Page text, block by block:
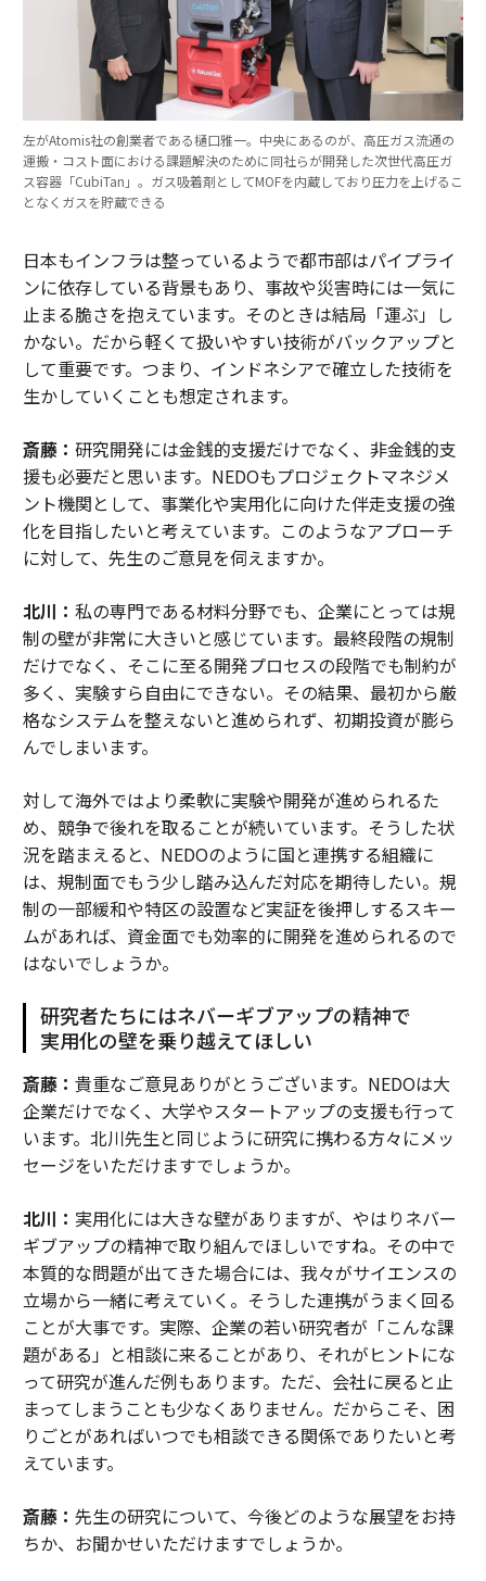
左がAtomis社の創業者である樋口雅一。中央にあるのが、高圧ガス流通の
運搬・コスト面における課題解決のために同社らが開発した次世代高圧ガ
ス容器「CubiTan」。ガス吸着剤としてMOFを内蔵しており圧力を上げるこ
となくガスを貯蔵できる
日本もインフラは整っているようで都市部はパイプライ
ンに依存している背景もあり、事故や災害時には一気に
止まる脆さを抱えています。そのときは結局「運ぶ」し
かない。だから軽くて扱いやすい技術がバックアップと
して重要です。つまり、インドネシアで確立した技術を
生かしていくことも想定されます。
斎藤： 研究開発には金銭的支援だけでなく、非金銭的支
援も必要だと思います。NEDOもプロジェクトマネジメ
ント機関として、事業化や実用化に向けた伴走支援の強
化を目指したいと考えています。このようなアプローチ
に対して、先生のご意見を伺えますか。
北川： 私の専門である材料分野でも、企業にとっては規
制の壁が非常に大きいと感じています。最終段階の規制
だけでなく、そこに至る開発プロセスの段階でも制約が
多く、実験すら自由にできない。その結果、最初から厳
格なシステムを整えないと進められず、初期投資が膨ら
んでしまいます。
対して海外ではより柔軟に実験や開発が進められるた
め、競争で後れを取ることが続いています。そうした状
況を踏まえると、NEDOのように国と連携する組織に
は、規制面でもう少し踏み込んだ対応を期待したい。規
制の一部緩和や特区の設置など実証を後押しするスキー
ムがあれば、資金面でも効率的に開発を進められるので
はないでしょうか。
研究者たちにはネバーギブアップの精神で
実用化の壁を乗り越えてほしい
斎藤： 貴重なご意見ありがとうございます。NEDOは大
企業だけでなく、大学やスタートアップの支援も行って
います。北川先生と同じように研究に携わる方々にメッ
セージをいただけますでしょうか。
北川： 実用化には大きな壁がありますが、やはりネバー
ギブアップの精神で取り組んでほしいですね。その中で
本質的な問題が出てきた場合には、我々がサイエンスの
立場から一緒に考えていく。そうした連携がうまく回る
ことが大事です。実際、企業の若い研究者が「こんな課
題がある」と相談に来ることがあり、それがヒントにな
って研究が進んだ例もあります。ただ、会社に戻ると止
まってしまうことも少なくありません。だからこそ、困
りごとがあればいつでも相談できる関係でありたいと考
えています。
斎藤： 先生の研究について、今後どのような展望をお持
ちか、お聞かせいただけますでしょうか。